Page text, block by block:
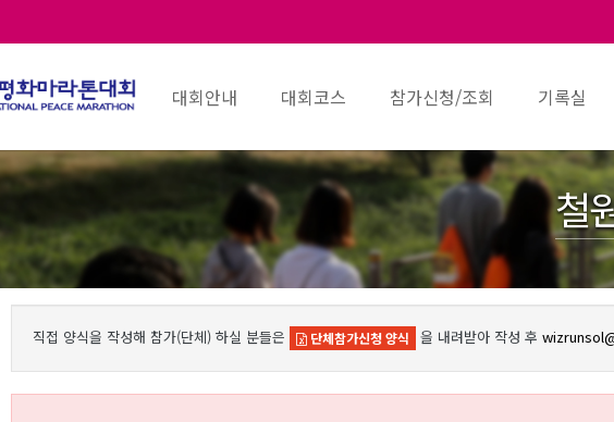
대회안내 대회코스 참가신청/조회 기록실
철
직접 양식을 작성해 참가(단체) 하실 분들은 단체참가신청 양식 을 내려받아 작성 후